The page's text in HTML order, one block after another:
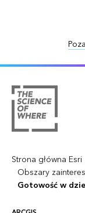
Strona główna Esri
Obszary
Gotowość w